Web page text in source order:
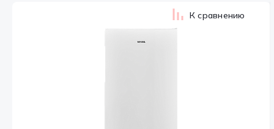
К сравнению